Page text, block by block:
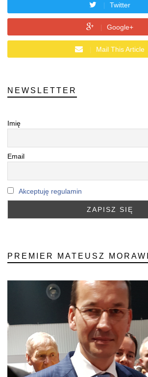
Twitter
Google+
Mail This Article
NEWSLETTER
Imię
Email
Akceptuję regulamin
PREMIER MATEUSZ